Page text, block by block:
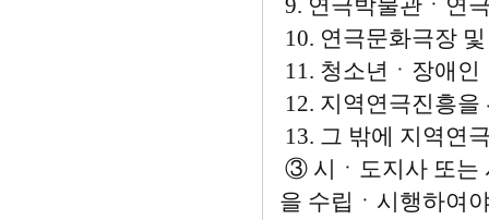
9. 연극박물관ㆍ연
10. 연극문화극장
11. 청소년ㆍ장애
12. 지역연극진흥
13. 그 밖에 지역연
③ 시ㆍ도지사 또는
을 수립ㆍ시행하여